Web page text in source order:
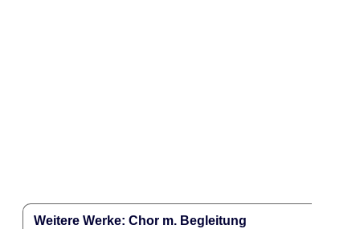
Weitere Werke: Chor m. Begleitung